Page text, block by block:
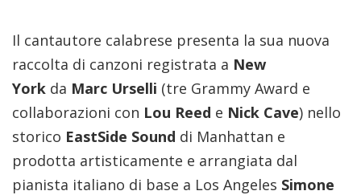
Il cantautore calabrese presenta la sua nuova
raccolta di canzoni registrata a New
York da Marc Urselli (tre Grammy Award e
collaborazioni con Lou Reed e Nick Cave) nello
storico EastSide Sound di Manhattan e
prodotta artisticamente e arrangiata dal
pianista italiano di base a Los Angeles Simone